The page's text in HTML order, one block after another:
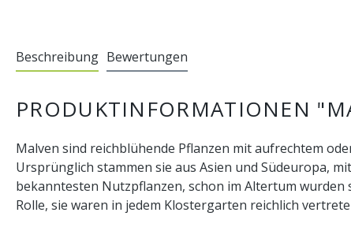
Beschreibung Bewertungen
PRODUKTINFORMATIONEN
Malven sind reichblühende Pflanzen mit aufrechtem
Ursprünglich stammen sie aus Asien und Südeuropa,
bekanntesten Nutzpflanzen, schon im Altertum wurden
Rolle, sie waren in jedem Klostergarten reichlich